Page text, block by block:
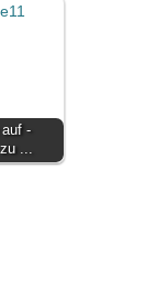
-
...